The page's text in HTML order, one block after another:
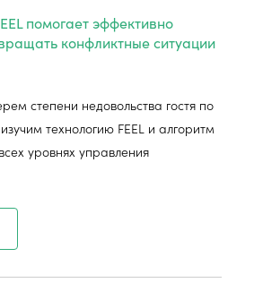
помогает эффективно
конфликтные ситуации
степени недовольства гостя по
технологию FEEL и алгоритм
уровнях управления